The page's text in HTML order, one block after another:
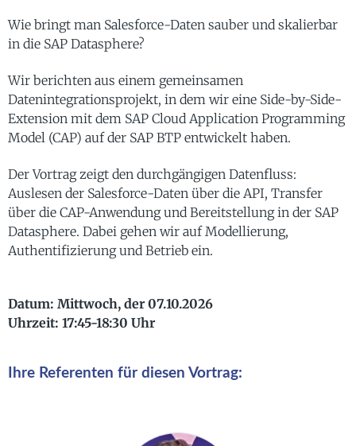
Wie bringt man Salesforce-Daten sauber und skalierbar
in die SAP Datasphere?
Wir berichten aus einem gemeinsamen
Datenintegrationsprojekt, in dem wir eine Side-by-Side-
Extension mit dem SAP Cloud Application Programming
Model (CAP) auf der SAP BTP entwickelt haben.
Der Vortrag zeigt den durchgängigen Datenfluss:
Auslesen der Salesforce-Daten über die API, Transfer
über die CAP-Anwendung und Bereitstellung in der SAP
Datasphere. Dabei gehen wir auf Modellierung,
Authentifizierung und Betrieb ein.
Datum: Mittwoch, der 07.10.2026
Uhrzeit: 17:45-18:30 Uhr
Ihre Referenten für diesen Vortrag: